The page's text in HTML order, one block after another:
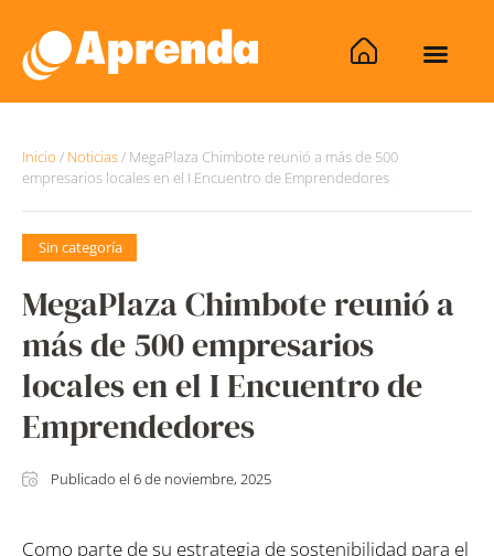
Inicio / Noticias/ MegaPlaza Chimbote reunió a más de 500
empresarios locales en el I Encuentro de Emprendedores
Sin categoría
MegaPlaza Chimbote reunió a
más de 500 empresarios
locales en el I Encuentro de
Emprendedores
Publicado el 6 de noviembre, 2025
Como parte de su estrategia de sostenibilidad para el